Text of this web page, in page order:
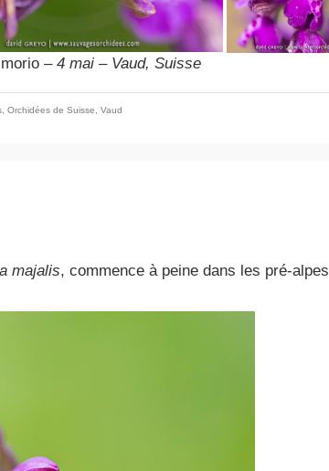
– 4 mai – Vaud, Suisse
,Orchidées de Suisse ,Vaud
majalis, commence à peine dans les pré-alpes